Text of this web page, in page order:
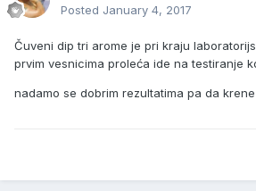
Posted January 4, 2017
Čuveni dip tri arome je pri kraju
prvim vesnicima proleća ide na testiranje
nadamo se dobrim rezultatima pa da